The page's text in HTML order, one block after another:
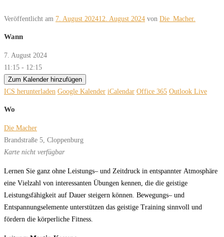
Veröffentlicht am 7. August 202412. August 2024 von Die_Macher.
Wann
7. August 2024
11:15 - 12:15
Zum Kalender hinzufügen
ICS herunterladen Google Kalender iCalendar Office 365 Outlook Live
Wo
Die Macher
Brandstraße 5, Cloppenburg
Karte nicht verfügbar
Lernen Sie ganz ohne Leistungs– und Zeitdruck in entspannter Atmosphäre
eine Vielzahl von interessanten Übungen kennen, die die geistige
Leistungsfähigkeit auf Dauer steigern können. Bewegungs– und
Entspannungselemente unterstützen das geistige Training sinnvoll und
fördern die körperliche Fitness.